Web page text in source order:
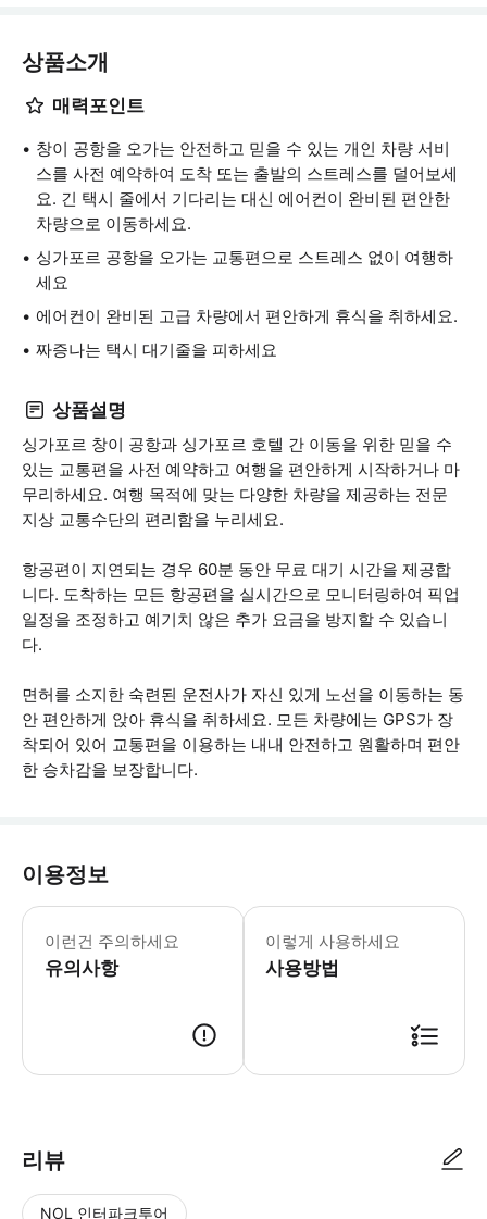
상품소개
매력포인트
창이 공항을 오가는 안전하고 믿을 수 있는 개인 차량 서비
스를 사전 예약하여 도착 또는 출발의 스트레스를 덜어보세
요. 긴 택시 줄에서 기다리는 대신 에어컨이 완비된 편안한
차량으로 이동하세요.
싱가포르 공항을 오가는 교통편으로 스트레스 없이 여행하
세요
에어컨이 완비된 고급 차량에서 편안하게 휴식을 취하세요.
짜증나는 택시 대기줄을 피하세요
상품설명
싱가포르 창이 공항과 싱가포르 호텔 간 이동을 위한 믿을 수
있는 교통편을 사전 예약하고 여행을 편안하게 시작하거나 마
무리하세요. 여행 목적에 맞는 다양한 차량을 제공하는 전문
지상 교통수단의 편리함을 누리세요.
항공편이 지연되는 경우 60분 동안 무료 대기 시간을 제공합
니다. 도착하는 모든 항공편을 실시간으로 모니터링하여 픽업
일정을 조정하고 예기치 않은 추가 요금을 방지할 수 있습니
다.
면허를 소지한 숙련된 운전사가 자신 있게 노선을 이동하는 동
안 편안하게 앉아 휴식을 취하세요. 모든 차량에는 GPS가 장
착되어 있어 교통편을 이용하는 내내 안전하고 원활하며 편안
한 승차감을 보장합니다.
이용정보
이런건 주의하세요
유의사항
승객 1인당 휴대 수하물 1개 또는 체
이렇게 사용하세요
사용방법
리뷰
NOL 인터파크투어